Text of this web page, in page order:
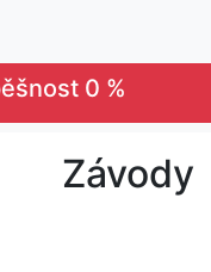
0 %
Závody